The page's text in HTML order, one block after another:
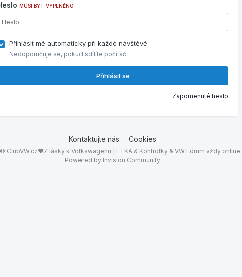
MUSÍ BÝT VYPLNĚNO
Přihlásit mě automaticky při každé návštěvě
Nedoporučuje se, pokud sdílíte počítač
Přihlásit se
Zapomenuté heslo
Kontaktujte nás Cookies
ClubVW.cz❤Z lásky k Volkswagenu | ETKA & Kontrolky & VW Fórum vždy online.
Powered by Invision Community